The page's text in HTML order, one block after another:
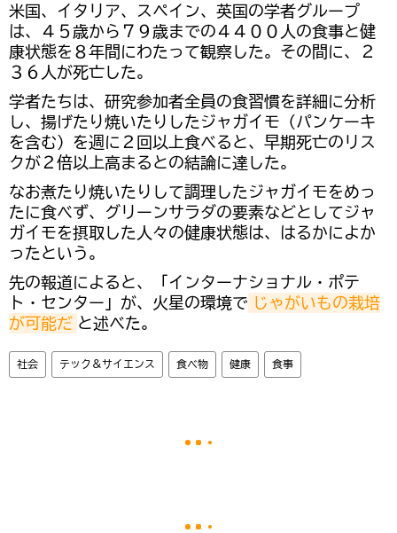
米国、イタリア、スペイン、英国の学者グループ
は、４５歳から７９歳までの４４００人の食事と健
康状態を８年間にわたって観察した。その間に、２
３６人が死亡した。
学者たちは、研究参加者全員の食習慣を詳細に分析
し、揚げたり焼いたりしたジャガイモ（パンケーキ
を含む）を週に２回以上食べると、早期死亡のリス
クが２倍以上高まるとの結論に達した。
なお煮たり焼いたりして調理したジャガイモをめっ
たに食べず、グリーンサラダの要素などとしてジャ
ガイモを摂取した人々の健康状態は、はるかによか
ったという。
先の報道によると、「インターナショナル・ポテ
ト・センター」が、火星の環境で じゃがいもの栽培
が可能だ と述べた。
社会 テック＆サイエンス 食べ物 健康 食事